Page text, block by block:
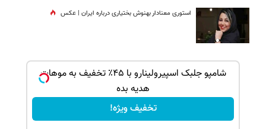
استوری معنادار بهنوش بختیاری درباره ایران | عکس
شامپو جلبک اسپیرولینارو با ۴۵٪ تخفیف به موهات
هدیه بده
تخفیف ویژه!